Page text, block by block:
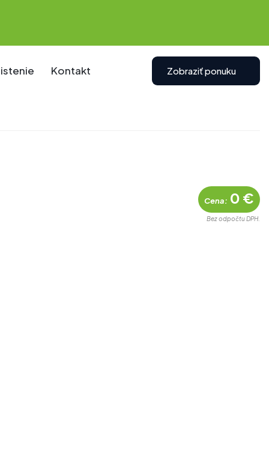
Kontakt Zobraziť ponuku
Cena: 0 €
Bez odpočtu DPH.